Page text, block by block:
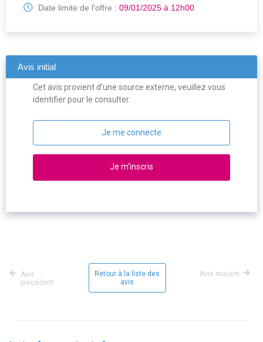
Date limite de l'offre : 09/01/2025 à 12h00
Avis initial
Cet avis provient d'une source externe, veuillez vous
identifier pour le consulter.
Je me connecte
Je m'inscris
Avis
précédent
Retour à la liste des
avis
Avis suivant